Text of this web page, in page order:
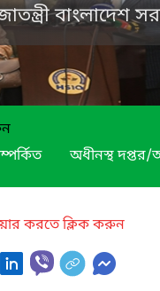
বাংলাদেশ
অধীনস্থ দপ্তর/
করতে ক্লিক করুন